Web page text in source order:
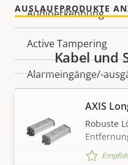
Audioerkennung
Active Tampering
Alarmeingänge/-
Serielle Anschlüsse
Videobasierte
Bewegungserkennung
AUSLAUFPRODUKTE
Kabel und
AXIS
Robuste